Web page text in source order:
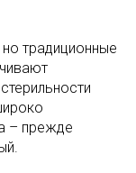
традиционные
– прежде